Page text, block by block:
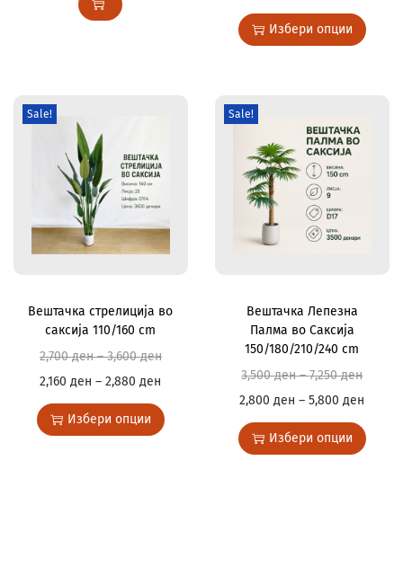
Избери опции
Sale!
Вештачка стрелиција во
саксија 110/160 cm
2,700ден–3,600ден
2,160ден –2,880ден
Избери опции
Sale!
Вештачка Лепезна
Палма во Саксија
150/180/210/240 cm
3,500ден–7,250ден
2,800ден –5,800ден
Избери опции